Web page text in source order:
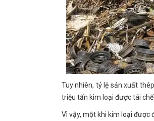
Tuy nhiên, tỷ lệ sản xuất
triệu tấn kim loại được tái
Vì vậy, một khi kim loại